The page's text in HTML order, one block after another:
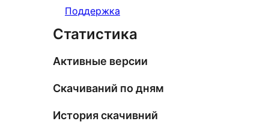
Поддержка
Статистика
Активные версии
Скачиваний по дням
История скачивний